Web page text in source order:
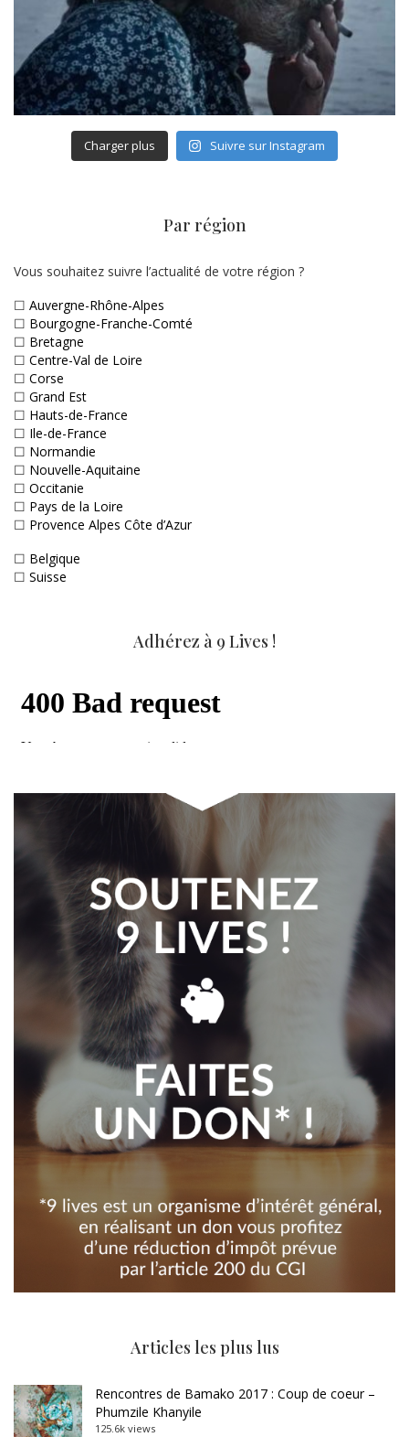
Charger plus Suivre sur Instagram
Par région
Vous souhaitez suivre l’actualité de votre région ?
☐ Auvergne-Rhône-Alpes
☐ Bourgogne-Franche-Comté
☐ Bretagne
☐ Centre-Val de Loire
☐ Corse
☐ Grand Est
☐ Hauts-de-France
☐ Ile-de-France
☐ Normandie
☐ Nouvelle-Aquitaine
☐ Occitanie
☐ Pays de la Loire
☐ Provence Alpes Côte d’Azur
☐ Belgique
☐ Suisse
Adhérez à 9 Lives !
Articles les plus lus
Rencontres de Bamako 2017 : Coup de coeur –
Phumzile Khanyile
125.6k views